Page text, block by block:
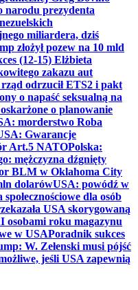
narodu prezydenta
miliardera, dziś
złożył pozew na 10 mld
(12-15) Elżbieta
zakazu aut
odrzucił ETS2 i pakt
o napaść seksualną na
o planowanie
morderstwo Roba
Gwarancje
Art.5 NATOPolska:
mężczyzna dźgnięty
BLM w Oklahoma City
dolarówUSA: powódź w
dla osób
USA skorygowaną
osobami roku magazynu
w USAPoradnik sukces
W. Zełenski musi pójść
jeśli USA zapewnią